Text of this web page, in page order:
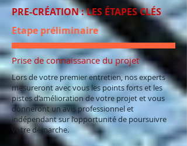
PRE-CRÉATION : LES ÉTAPES CLÉS
Etape préliminaire
Prise de connaissance du projet
Lors de votre premier entretien, nos experts
mesureront avec vous les points forts et les
pistes d’amélioration de votre projet et vous
donneront un avis professionnel et
indépendant sur l’opportunité de poursuivre
votre démarche.